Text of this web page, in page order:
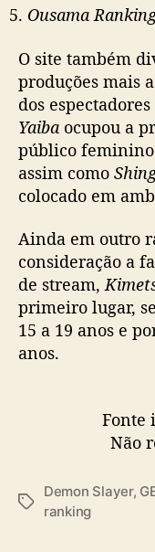
Ousama
O site também
produções mais
dos
Yaiba ocupou a
público
assim como
colocado em
Ainda em outro
consideração a
de stream,
primeiro lugar,
15 a 19 anos e
anos.
Fonte
Não
T
Demon Slayer,
ranking